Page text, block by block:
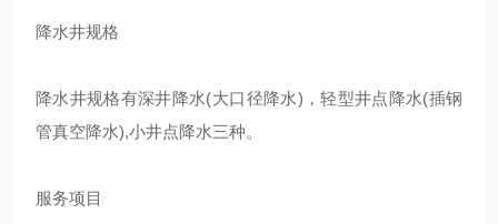
降水井规格
降水井规格有深井降水(大口径降水)，轻型井点降水(插钢
管真空降水),小井点降水三种。
服务项目